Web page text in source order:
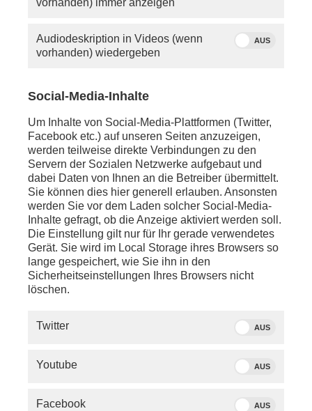
SERVICE
vorhanden) immer anzeigen
Audiodeskription in Videos (wenn
vorhanden) wiedergeben
AUS
Social-Media-Inhalte
Um Inhalte von Social-Media-Plattformen (Twitter,
Facebook etc.) auf unseren Seiten anzuzeigen,
werden teilweise direkte Verbindungen zu den
Servern der Sozialen Netzwerke aufgebaut und
dabei Daten von Ihnen an die Betreiber übermittelt.
Sie können dies hier generell erlauben. Ansonsten
werden Sie vor dem Laden solcher Social-Media-
Inhalte gefragt, ob die Anzeige aktiviert werden soll.
Die Einstellung gilt nur für Ihr gerade verwendetes
Gerät. Sie wird im Local Storage ihres Browsers so
lange gespeichert, wie Sie ihn in den
Sicherheitseinstellungen Ihres Browsers nicht
löschen.
Twitter AUS
Youtube AUS
Facebook AUS